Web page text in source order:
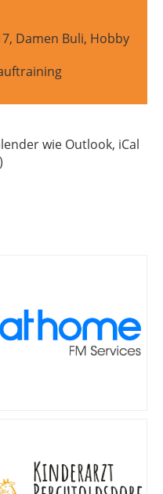
Damen Buli, Hobby
wie Outlook, iCal